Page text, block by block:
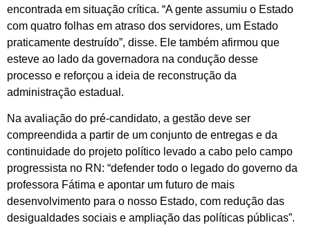
encontrada em situação crítica. “A gente assumiu o Estado
com quatro folhas em atraso dos servidores, um Estado
praticamente destruído”, disse. Ele também afirmou que
esteve ao lado da governadora na condução desse
processo e reforçou a ideia de reconstrução da
administração estadual.
Na avaliação do pré-candidato, a gestão deve ser
compreendida a partir de um conjunto de entregas e da
continuidade do projeto político levado a cabo pelo campo
progressista no RN: “defender todo o legado do governo da
professora Fátima e apontar um futuro de mais
desenvolvimento para o nosso Estado, com redução das
desigualdades sociais e ampliação das políticas públicas”.